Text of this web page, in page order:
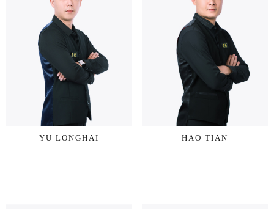
YU LONGHAI HAO TIAN